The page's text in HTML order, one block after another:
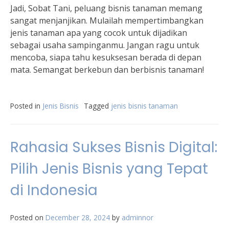
Jadi, Sobat Tani, peluang bisnis tanaman memang
sangat menjanjikan. Mulailah mempertimbangkan
jenis tanaman apa yang cocok untuk dijadikan
sebagai usaha sampinganmu. Jangan ragu untuk
mencoba, siapa tahu kesuksesan berada di depan
mata. Semangat berkebun dan berbisnis tanaman!
Posted in Jenis Bisnis Tagged jenis bisnis tanaman
Rahasia Sukses Bisnis Digital:
Pilih Jenis Bisnis yang Tepat
di Indonesia
Posted on December 28, 2024 by adminnor